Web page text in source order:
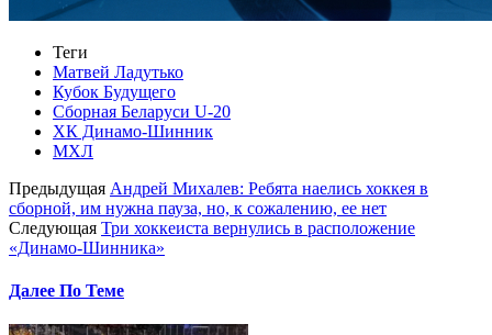
Теги
Матвей Ладутько
Кубок Будущего
Сборная Беларуси U-20
ХК Динамо-Шинник
МХЛ
Предыдущая Андрей Михалев: Ребята наелись хоккея в
сборной, им нужна пауза, но, к сожалению, ее нет
Следующая Три хоккеиста вернулись в расположение
«Динамо-Шинника»
Далее По Теме